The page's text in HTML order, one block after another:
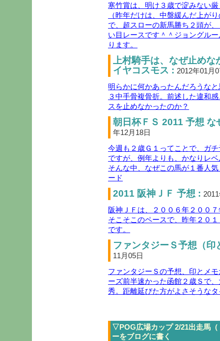
寒竹賞は、明け３歳で淀みない
（昨年だけは、中盤緩んだ上が
で、超スローの新馬勝ち２頭が
い目レースです＾＾ジョングル
ります。
上村騎手は、なぜ止め
イヤコスモス : 2012年01月
明らかに何かあったんだろうな
３中手骨複骨折。前述した違和
スを止めなかったのか？
朝日杯ＦＳ 2011 予想
年12月18日
今週も２歳Ｇ１ってことで、ガ
ですが、例年よりも、かなりレ
そんな中、なぜこの馬が１番人
ード
2011 阪神ＪＦ 予想 :
阪神ＪＦは、２００６年２００
そこそこのペースで、昨年２０
です。
ファンタジーＳ予想（
11月05日
ファンタジーＳの予想、印とメ
ーズ前半速かった函館２歳Ｓで
秀。距離延びた方がよさそうな
▽POG広場カップ 2/21出走馬
ーをブログに書く